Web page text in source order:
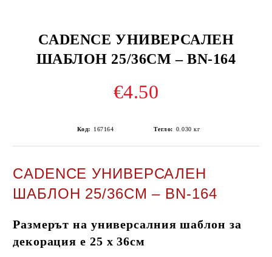
CADENCE УНИВЕРСАЛЕН
ШАБЛОН 25/36СМ – BN-164
€4.50
Код: 167164 Тегло: 0.030 кг
CADENCE УНИВЕРСАЛЕН
ШАБЛОН 25/36СМ – BN-164
Размерът на универсалния шаблон за
декорация е 25 х 36см